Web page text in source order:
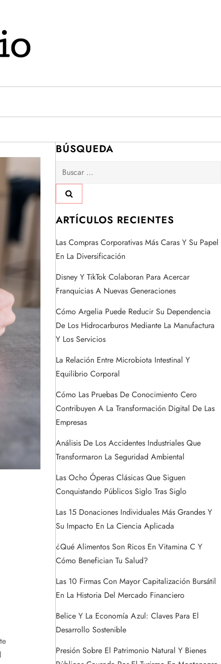
BÚSQUEDA
Buscar:
ARTÍCULOS RECIENTES
Las Compras Corporativas Más Caras Y Su Papel
En La Diversificación
Disney Y TikTok Colaboran Para Acercar
Franquicias A Nuevas Generaciones
Cómo Argelia Puede Reducir Su Dependencia
De Los Hidrocarburos Mediante La Manufactura
Y Los Servicios
La Relación Entre Microbiota Intestinal Y
Equilibrio Corporal
Cómo Las Pruebas De Conocimiento Cero
Contribuyen A La Transformación Digital De Las
Empresas
Análisis De Los Accidentes Industriales Que
Transformaron La Seguridad Ambiental
Las Ocho Óperas Clásicas Que Siguen
Conquistando Públicos Siglo Tras Siglo
Las 15 Donaciones Individuales Más Grandes Y
Su Impacto En La Ciencia Aplicada
¿Qué Alimentos Son Ricos En Vitamina C Y
Cómo Benefician Tu Salud?
Las 10 Firmas Con Mayor Capitalización Bursátil
En La Historia Del Mercado Financiero
Belice Y La Economía Azul: Claves Para El
Desarrollo Sostenible
Presión Sobre El Patrimonio Natural Y Bienes